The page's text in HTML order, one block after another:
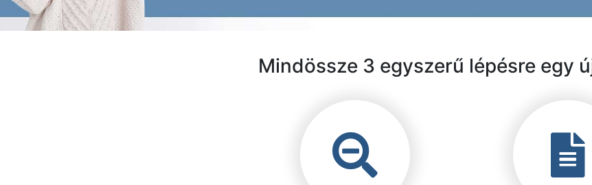
Mindössze 3 egyszerű lépésre egy